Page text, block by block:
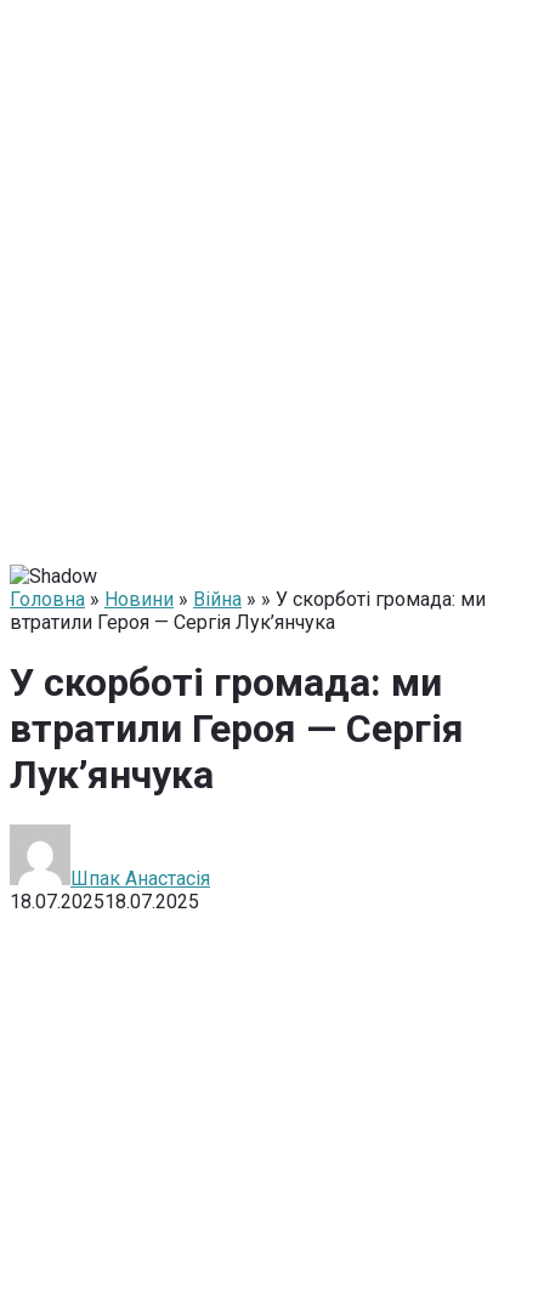
Головна » Новини » Війна » » У скорботі громада: ми
втратили Героя — Сергія Лук’янчука
У скорботі громада: ми
втратили Героя — Сергія
Лук’янчука
Шпак Анастасія
18.07.202518.07.2025